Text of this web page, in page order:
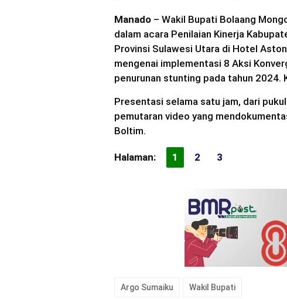
Manado – Wakil Bupati Bolaang
dalam acara Penilaian Kinerja
Provinsi Sulawesi Utara di Hotel
mengenai implementasi 8 Aksi
penurunan stunting pada tahun 2024.
Presentasi selama satu jam, dari
pemutaran video yang
Boltim.
Halaman: 1 2 3
Argo Sumaiku Wakil Bupati